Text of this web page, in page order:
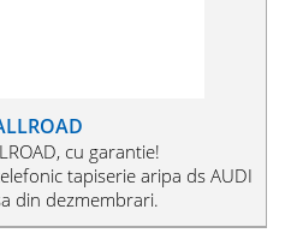
cu garantie!
tapiserie aripa ds AUDI
din dezmembrari.